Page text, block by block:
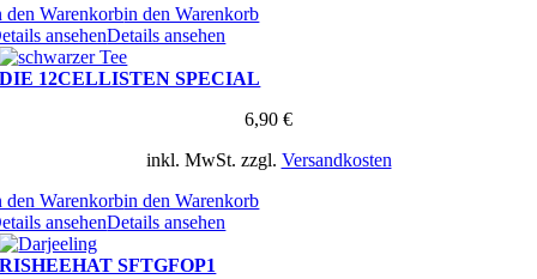
den Warenkorbin den Warenkorb
ansehenDetails ansehen
DIE 12CELLISTEN SPECIAL
6,90 €
inkl. MwSt. zzgl. Versandkosten
den Warenkorbin den Warenkorb
ansehenDetails ansehen
RISHEEHAT SFTGFOP1